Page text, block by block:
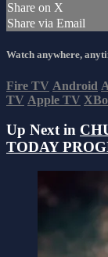
Share on X
Share via Email
Watch anywhere,
Fire TV Android
TV Apple TV
Up Next in
TODAY